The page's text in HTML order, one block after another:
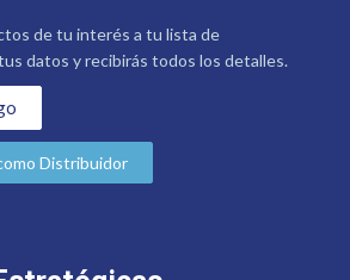
de tu interés a tu lista de
datos y recibirás todos los detalles.
Distribuidor